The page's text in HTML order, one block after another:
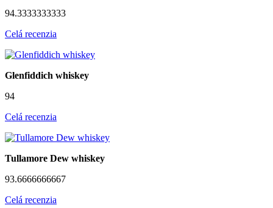
94.3333333333
Celá recenzia
Glenfiddich whiskey
94
Celá recenzia
Tullamore Dew whiskey
93.6666666667
Celá recenzia